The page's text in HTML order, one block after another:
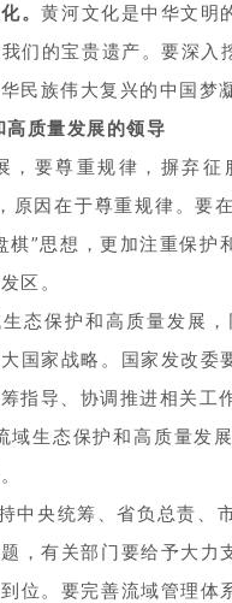
。黄河文化是中华文明
们的宝贵遗产。要深
民族伟大复兴的中国梦
质量发展的领导
，要尊重规律，摒弃
原因在于尊重规律。
棋”思想，更加注重保
区。
态保护和高质量发展
国家战略。国家发改
指导、协调推进相关工
域生态保护和高质量发
中央统筹、省负总责、
，有关部门要给予大
位。要完善流域管理